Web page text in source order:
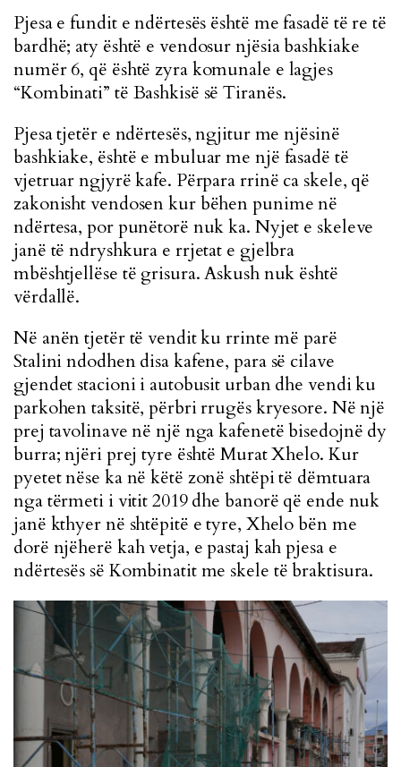
Pjesa e fundit e ndërtesës është me fasadë të re të
bardhë; aty është e vendosur njësia bashkiake
numër 6, që është zyra komunale e lagjes
“Kombinati” të Bashkisë së Tiranës.
Pjesa tjetër e ndërtesës, ngjitur me njësinë
bashkiake, është e mbuluar me një fasadë të
vjetruar ngjyrë kafe. Përpara rrinë ca skele, që
zakonisht vendosen kur bëhen punime në
ndërtesa, por punëtorë nuk ka. Nyjet e skeleve
janë të ndryshkura e rrjetat e gjelbra
mbështjellëse të grisura. Askush nuk është
vërdallë.
Në anën tjetër të vendit ku rrinte më parë
Stalini ndodhen disa kafene, para së cilave
gjendet stacioni i autobusit urban dhe vendi ku
parkohen taksitë, përbri rrugës kryesore. Në një
prej tavolinave në një nga kafenetë bisedojnë dy
burra; njëri prej tyre është Murat Xhelo. Kur
pyetet nëse ka në këtë zonë shtëpi të dëmtuara
nga tërmeti i vitit 2019 dhe banorë që ende nuk
janë kthyer në shtëpitë e tyre, Xhelo bën me
dorë njëherë kah vetja, e pastaj kah pjesa e
ndërtesës së Kombinatit me skele të braktisura.